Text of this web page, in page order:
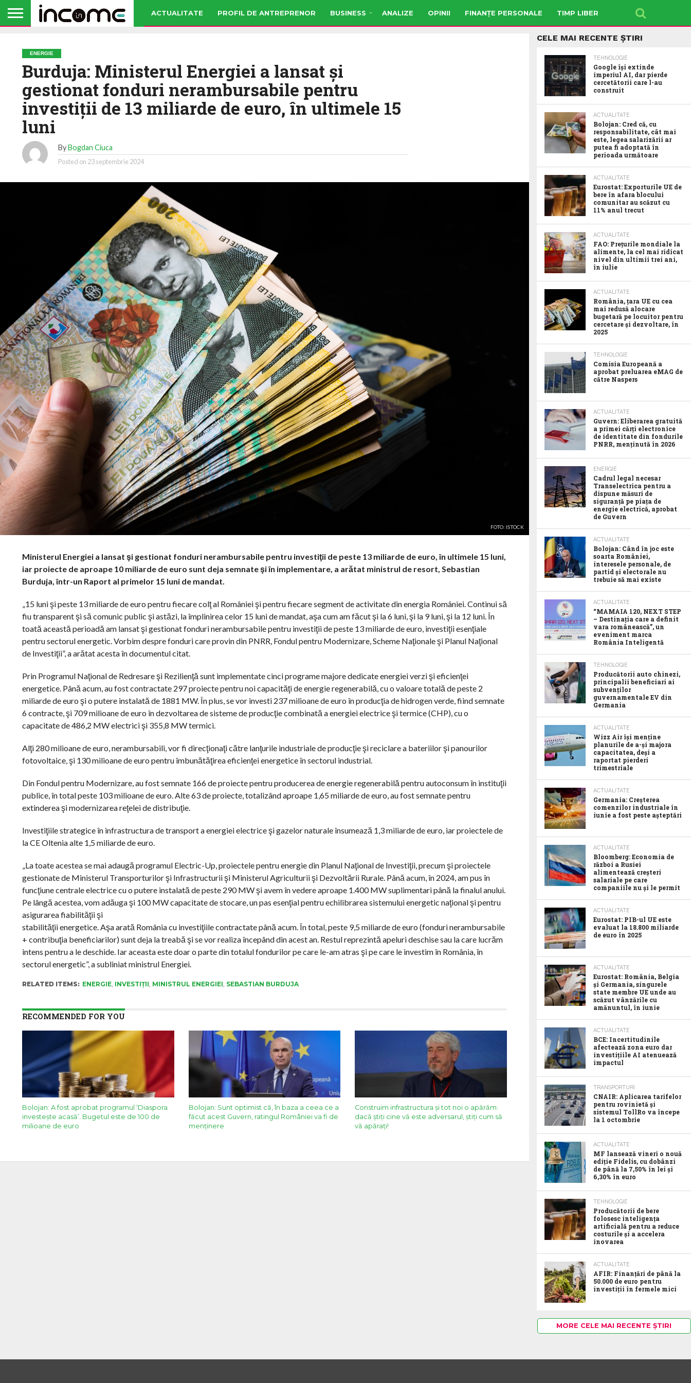
ACTUALITATE PROFIL DE ANTREPRENOR BUSINESS ANALIZE OPINII FINANȚE PERSONALE TIMP LIBER
ENERGIE
Burduja: Ministerul Energiei a lansat şi
gestionat fonduri nerambursabile pentru
investiţii de 13 miliarde de euro, în ultimele 15
luni
ByBogdan Ciuca
Posted on 23 septembrie 2024
FOTO: ISTOCK
Ministerul Energiei a lansat şi gestionat fonduri nerambursabile pentru investiţii de peste 13 miliarde de euro, în ultimele 15 luni,
iar proiecte de aproape 10 miliarde de euro sunt deja semnate şi în implementare, a arătat ministrul de resort, Sebastian
Burduja, într-un Raport al primelor 15 luni de mandat.
„15 luni şi peste 13 miliarde de euro pentru fiecare colţ al României şi pentru fiecare segment de activitate din energia României. Continui să
fiu transparent şi să comunic public şi astăzi, la împlinirea celor 15 luni de mandat, aşa cum am făcut şi la 6 luni, şi la 9 luni, şi la 12 luni. În
toată această perioadă am lansat şi gestionat fonduri nerambursabile pentru investiţii de peste 13 miliarde de euro, investiţii esenţiale
pentru sectorul energetic. Vorbim despre fonduri care provin din PNRR, Fondul pentru Modernizare, Scheme Naţionale şi Planul Naţional
de Investiţii”, a arătat acesta în documentul citat.
Prin Programul Naţional de Redresare şi Rezilienţă sunt implementate cinci programe majore dedicate energiei verzi şi eficienţei
energetice. Până acum, au fost contractate 297 proiecte pentru noi capacităţi de energie regenerabilă, cu o valoare totală de peste 2
miliarde de euro şi o putere instalată de 1881 MW. În plus, se vor investi 237 milioane de euro în producţia de hidrogen verde, fiind semnate
6 contracte, şi 709 milioane de euro în dezvoltarea de sisteme de producţie combinată a energiei electrice şi termice (CHP), cu o
capacitate de 486,2 MW electrici şi 355,8 MW termici.
Alţi 280 milioane de euro, nerambursabili, vor fi direcţionaţi către lanţurile industriale de producţie şi reciclare a bateriilor şi panourilor
fotovoltaice, şi 130 milioane de euro pentru îmbunătăţirea eficienţei energetice în sectorul industrial.
Din Fondul pentru Modernizare, au fost semnate 166 de proiecte pentru producerea de energie regenerabilă pentru autoconsum în instituţii
publice, în total peste 103 milioane de euro. Alte 63 de proiecte, totalizând aproape 1,65 miliarde de euro, au fost semnate pentru
extinderea şi modernizarea reţelei de distribuţie.
Investiţiile strategice în infrastructura de transport a energiei electrice şi gazelor naturale însumează 1,3 miliarde de euro, iar proiectele de
la CE Oltenia alte 1,5 miliarde de euro.
„La toate acestea se mai adaugă programul Electric-Up, proiectele pentru energie din Planul Naţional de Investiţii, precum şi proiectele
gestionate de Ministerul Transporturilor şi Infrastructurii şi Ministerul Agriculturii şi Dezvoltării Rurale. Până acum, în 2024, am pus în
funcţiune centrale electrice cu o putere instalată de peste 290 MW şi avem în vedere aproape 1.400 MW suplimentari până la finalul anului.
Pe lângă acestea, vom adăuga şi 100 MW capacitate de stocare, un pas esenţial pentru echilibrarea sistemului energetic naţional şi pentru
asigurarea fiabilităţii şi
stabilităţii energetice. Aşa arată România cu investiţiile contractate până acum. În total, peste 9,5 miliarde de euro (fonduri nerambursabile
+ contribuţia beneficiarilor) sunt deja la treabă şi se vor realiza începând din acest an. Restul reprezintă apeluri deschise sau la care lucrăm
intens pentru a le deschide. Iar aceasta este doar o parte din totalul fondurilor pe care le-am atras şi pe care le investim în România, în
sectorul energetic”, a subliniat ministrul Energiei.
RELATED ITEMS: ENERGIE, INVESTIȚII, MINISTRUL ENERGIEI, SEBASTIAN BURDUJA
RECOMMENDED FOR YOU
Bolojan: A fost aprobat programul ‘Diaspora
investește acasă’. Bugetul este de 100 de
milioane de euro
Bolojan: Sunt optimist că, în baza a ceea ce a
făcut acest Guvern, ratingul României va fi de
menținere
Construim infrastructura și tot noi o apărăm:
dacă știți cine vă este adversarul, știți cum să
vă apărați!
CELE MAI RECENTE ȘTIRI
TEHNOLOGIE
Google îşi extinde
imperiul AI, dar pierde
cercetătorii care l-au
construit
ACTUALITATE
Bolojan: Cred că, cu
responsabilitate, cât mai
este, legea salarizării ar
putea fi adoptată în
perioada următoare
ACTUALITATE
Eurostat: Exporturile UE de
bere în afara blocului
comunitar au scăzut cu
11% anul trecut
ACTUALITATE
FAO: Prețurile mondiale la
alimente, la cel mai ridicat
nivel din ultimii trei ani,
în iulie
ACTUALITATE
România, țara UE cu cea
mai redusă alocare
bugetară pe locuitor pentru
cercetare și dezvoltare, în
2025
TEHNOLOGIE
Comisia Europeană a
aprobat preluarea eMAG de
către Naspers
ACTUALITATE
Guvern: Eliberarea gratuită
a primei cărți electronice
de identitate din fondurile
PNRR, menținută în 2026
ENERGIE
Cadrul legal necesar
Transelectrica pentru a
dispune măsuri de
siguranță pe piața de
energie electrică, aprobat
de Guvern
ACTUALITATE
Bolojan: Când în joc este
soarta României,
interesele personale, de
partid și electorale nu
trebuie să mai existe
ACTUALITATE
“MAMAIA 120, NEXT STEP
– Destinația care a definit
vara românească”, un
eveniment marca
România Inteligentă
TEHNOLOGIE
Producătorii auto chinezi,
principalii beneficiari ai
subvenților
guvernamentale EV din
Germania
ACTUALITATE
Wizz Air își menține
planurile de a-și majora
capacitatea, deși a
raportat pierderi
trimestriale
ACTUALITATE
Germania: Creșterea
comenzilor industriale în
iunie a fost peste așteptări
ACTUALITATE
Bloomberg: Economia de
război a Rusiei
alimentează creșteri
salariale pe care
companiile nu și le permit
ACTUALITATE
Eurostat: PIB-ul UE este
evaluat la 18.800 miliarde
de euro în 2025
ACTUALITATE
Eurostat: România, Belgia
și Germania, singurele
state membre UE unde au
scăzut vânzările cu
amănuntul, în iunie
ACTUALITATE
BCE: Incertitudinile
afectează zona euro dar
investițiile AI atenuează
impactul
TRANSPORTURI
CNAIR: Aplicarea tarifelor
pentru rovinietă și
sistemul TollRo va începe
la 1 octombrie
ACTUALITATE
MF lansează vineri o nouă
ediție Fidelis, cu dobânzi
de până la 7,50% în lei și
6,30% în euro
TEHNOLOGIE
Producătorii de bere
folosesc inteligența
artificială pentru a reduce
costurile și a accelera
inovarea
ACTUALITATE
AFIR: Finanțări de până la
50.000 de euro pentru
investiții în fermele mici
MORE CELE MAI RECENTE ȘTIRI